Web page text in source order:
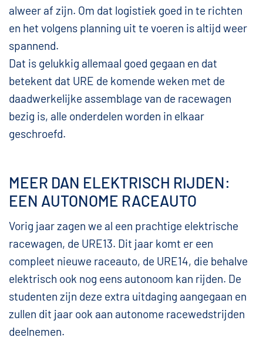
alweer af zijn. Om dat logistiek goed in te richten
en het volgens planning uit te voeren is altijd weer
spannend.
Dat is gelukkig allemaal goed gegaan en dat
betekent dat URE de komende weken met de
daadwerkelijke assemblage van de racewagen
bezig is, alle onderdelen worden in elkaar
geschroefd.
MEER DAN ELEKTRISCH RIJDEN:
EEN AUTONOME RACEAUTO
Vorig jaar zagen we al een prachtige elektrische
racewagen, de URE13. Dit jaar komt er een
compleet nieuwe raceauto, de URE14, die behalve
elektrisch ook nog eens autonoom kan rijden. De
studenten zijn deze extra uitdaging aangegaan en
zullen dit jaar ook aan autonome racewedstrijden
deelnemen.